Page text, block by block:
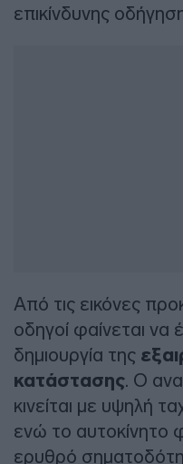
επικίνδυνης
Από τις εικόνες
οδηγοί φαίνεται να
δημιουργία της
κατάστασης. Ο
κινείται με υψηλή
ενώ το αυτοκίνητο
ερυθρό